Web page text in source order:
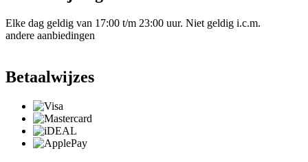
Elke dag geldig van 17:00 t/m 23:00 uur. Niet geldig i.c.m.
andere aanbiedingen
Betaalwijzes